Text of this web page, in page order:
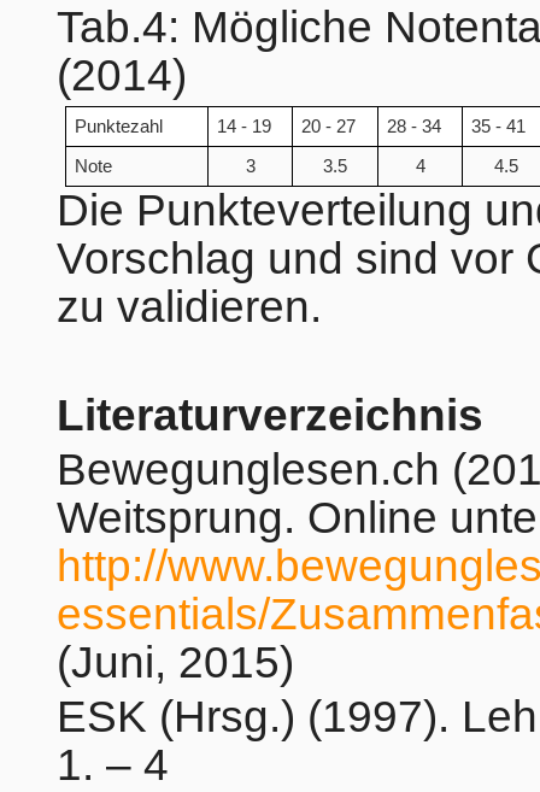
Tab.4: Mögliche
(2014)
Punktezahl 14 - 19 20 - 27 28 - 34 35 - 41
Note 3 3.5 4 4.5
Die Punkteverteilung
Vorschlag und sind vor
zu validieren.
Literaturverzeichnis
Bewegunglesen.ch
Weitsprung. Online
http://
essentials/
(Juni, 2015)
ESK (Hrsg.) (1997).
1. – 4